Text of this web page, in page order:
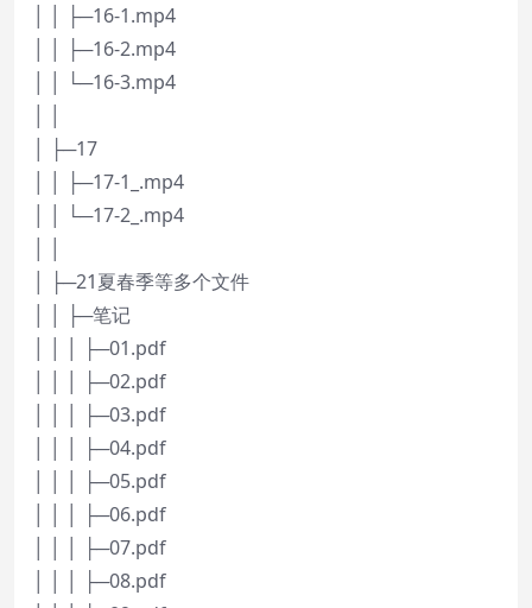
│ │ ├─16-1.mp4
│ │ ├─16-2.mp4
│ │ └─16-3.mp4
│ ├─17
│ │ ├─17-1_.mp4
│ │ └─17-2_.mp4
│ ├─21夏春季等多个文件
│ │ ├─笔记
│ │ │ ├─01.pdf
│ │ │ ├─02.pdf
│ │ │ ├─03.pdf
│ │ │ ├─04.pdf
│ │ │ ├─05.pdf
│ │ │ ├─06.pdf
│ │ │ ├─07.pdf
│ │ │ ├─08.pdf